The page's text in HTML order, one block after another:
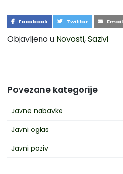
Povezane kategorije
Javne nabavke
Javni oglas
Javni poziv
Facebook Twitter Email
Objavljeno u Novosti,Sazivi